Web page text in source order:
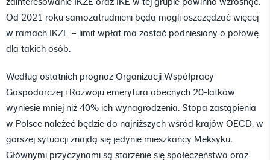
zainteresowanie IKZE oraz IKE w tej grupie powinno wzrosnąć.
Od 2021 roku samozatrudnieni będą mogli oszczędzać więcej
w ramach IKZE – limit wpłat ma zostać podniesiony o połowę
dla takich osób.
Według ostatnich prognoz Organizacji Współpracy
Gospodarczej i Rozwoju emerytura obecnych 20-latków
wyniesie mniej niż 40% ich wynagrodzenia. Stopa zastąpienia
w Polsce należeć będzie do najniższych wśród krajów OECD, w
gorszej sytuacji znajdą się jedynie mieszkańcy Meksyku.
Głównymi przyczynami są starzenie się społeczeństwa oraz